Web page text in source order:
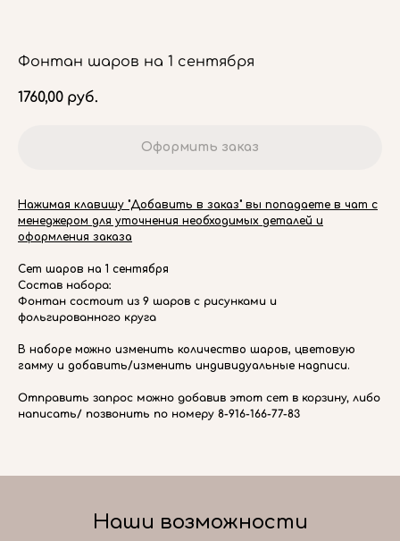
Фонтан шаров на 1 сентября
1760,00 руб.
Оформить заказ
Нажимая клавишу "Добавить в заказ" вы попадаете в чат с
менеджером для уточнения необходимых деталей и
оформления заказа
Сет шаров на 1 сентября
Состав набора:
Фонтан состоит из 9 шаров с рисунками и
фольгированного круга
В наборе можно изменить количество шаров, цветовую
гамму и добавить/изменить индивидуальные надписи.
Отправить запрос можно добавив этот сет в корзину, либо
написать/ позвонить по номеру 8-916-166-77-83
Наши возможности